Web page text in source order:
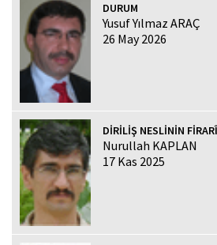
DURUM
Yusuf Yılmaz ARAÇ
26 May 2026
DİRİLİŞ NESLİNİN
Nurullah KAPLAN
17 Kas 2025